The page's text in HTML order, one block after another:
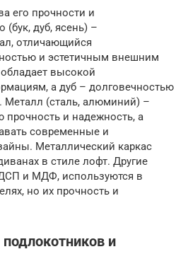
его прочности и
(бук, дуб, ясень) –
отличающийся
и эстетичным внешним
высокой
а дуб – долговечностью
(сталь, алюминий) –
прочность и надежность, а
современные и
Металлический каркас
в стиле лофт. Другие
и МДФ, используются в
но их прочность и
и